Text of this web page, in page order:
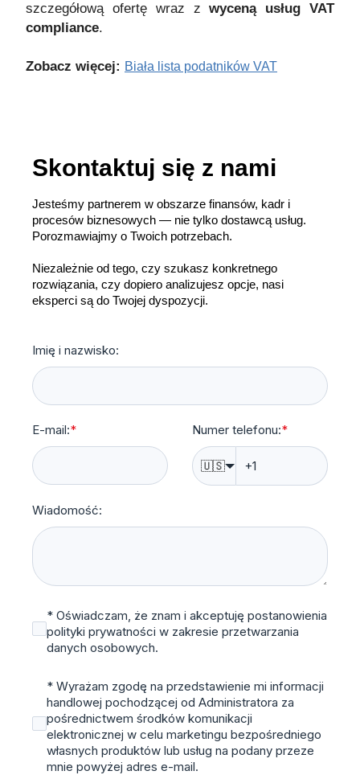
szczegółową ofertę wraz zwyceną usług VAT
compliance.
Zobacz więcej: Biała lista podatników VAT
Skontaktuj się z nami
Jesteśmy partnerem w obszarze finansów, kadr i
procesów biznesowych — nie tylko dostawcą usług.
Porozmawiajmy o Twoich potrzebach.
Niezależnie od tego, czy szukasz konkretnego
rozwiązania, czy dopiero analizujesz opcje, nasi
eksperci są do Twojej dyspozycji.
Imię i nazwisko:
E-mail:* Numer telefonu:*
🇺🇸
Wiadomość:
* Oświadczam, że znam i akceptuję postanowienia
polityki prywatności w zakresie przetwarzania
danych osobowych.
* Wyrażam zgodę na przedstawienie mi informacji
handlowej pochodzącej od Administratora za
pośrednictwem środków komunikacji
elektronicznej w celu marketingu bezpośredniego
własnych produktów lub usług na podany przeze
mnie powyżej adres e-mail.